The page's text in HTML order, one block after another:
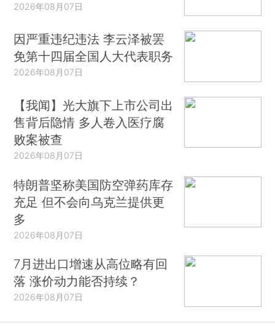
2026年08月07日
因严重违纪违法 李云泽被罢
免第十四届全国人大代表职务
2026年08月07日
【我闻】光大旗下上市公司出
售背后隐情 多人卷入医疗腐
败案被查
2026年08月07日
特朗普坚称美国防空弹药库存
充足 但不会向乌克兰提供更
多
2026年08月07日
7月进出口增速从高位略有回
落 涨价动力能否持续？
2026年08月07日